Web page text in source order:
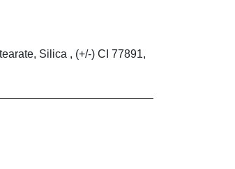
Silica , (+/-) CI 77891,